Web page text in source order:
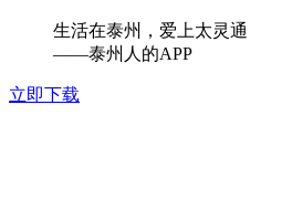
生活在泰州，爱上太灵通
——泰州人的APP
立即下载